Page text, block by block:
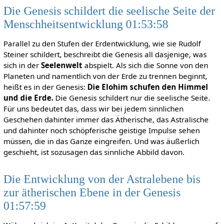
Die Genesis schildert die seelische Seite der
Menschheitsentwicklung 01:53:58
Parallel zu den Stufen der Erdentwicklung, wie sie Rudolf
Steiner schildert, beschreibt die Genesis all dasjenige, was
sich in der Seelenweltabspielt. Als sich die Sonne von den
Planeten und namentlich von der Erde zu trennen beginnt,
heißt es in der Genesis: Die Elohim schufen den Himmel
und die Erde.Die Genesis schildert nur die seelische Seite.
Für uns bedeutet das, dass wir bei jedem sinnlichen
Geschehen dahinter immer das Ätherische, das Astralische
und dahinter noch schöpferische geistige Impulse sehen
müssen, die in das Ganze eingreifen. Und was äußerlich
geschieht, ist sozusagen das sinnliche Abbild davon.
Die Entwicklung von der Astralebene bis
zur ätherischen Ebene in der Genesis
01:57:59